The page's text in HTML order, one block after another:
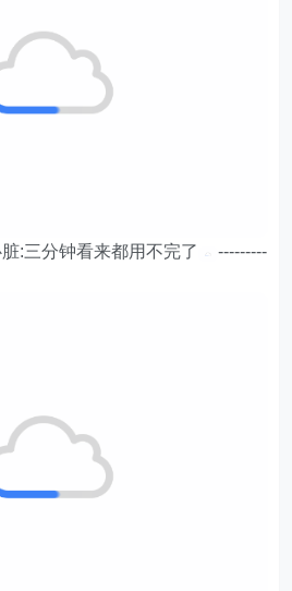
:三分钟看来都用不完了
---------